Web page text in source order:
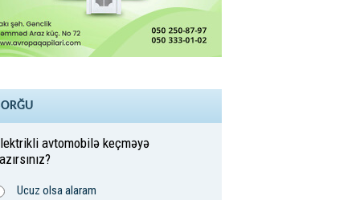
avtomobilə keçməyə
Ucuz olsa alaram